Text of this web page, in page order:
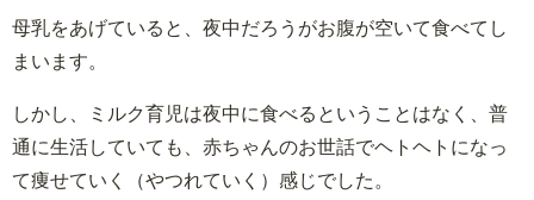
母乳をあげていると、夜中だろうがお腹が空いて食べてし
まいます。
しかし、ミルク育児は夜中に食べるということはなく、普
通に生活していても、赤ちゃんのお世話でヘトヘトになっ
て痩せていく（やつれていく）感じでした。